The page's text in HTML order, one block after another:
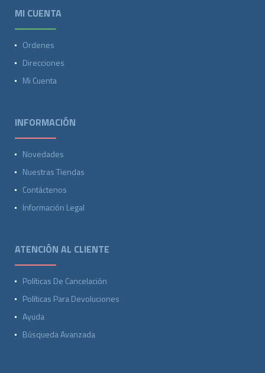
MI CUENTA
Ordenes
Direcciones
Mi Cuenta
INFORMACIÓN
Novedades
Nuestras Tiendas
Contáctenos
Información Legal
ATENCIÓN AL CLIENTE
Políticas De Cancelación
Políticas Para Devoluciones
Ayuda
Búsqueda Avanzada